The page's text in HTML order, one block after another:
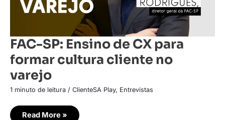
FAC-SP: Ensino de CX para
formar cultura cliente no
varejo
1 minuto de leitura / ClienteSA Play, Entrevistas
Read More »